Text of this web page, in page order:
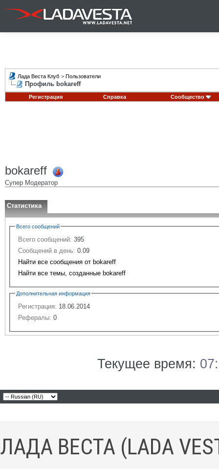
Лада Веста Клуб > Пользователи
Профиль bokareff
Регистрация Справка Сообщество
bokareff
Супер Модератор
Статистика
Всего сообщений
Всего сообщений: 395
Сообщений в день: 0.09
Найти все сообщения от bokareff
Найти все темы, созданные bokareff
Дополнительная информация
Регистрация: 18.06.2014
Рефералы: 0
Текущее время:
ЛАДА ВЕСТА (LADA